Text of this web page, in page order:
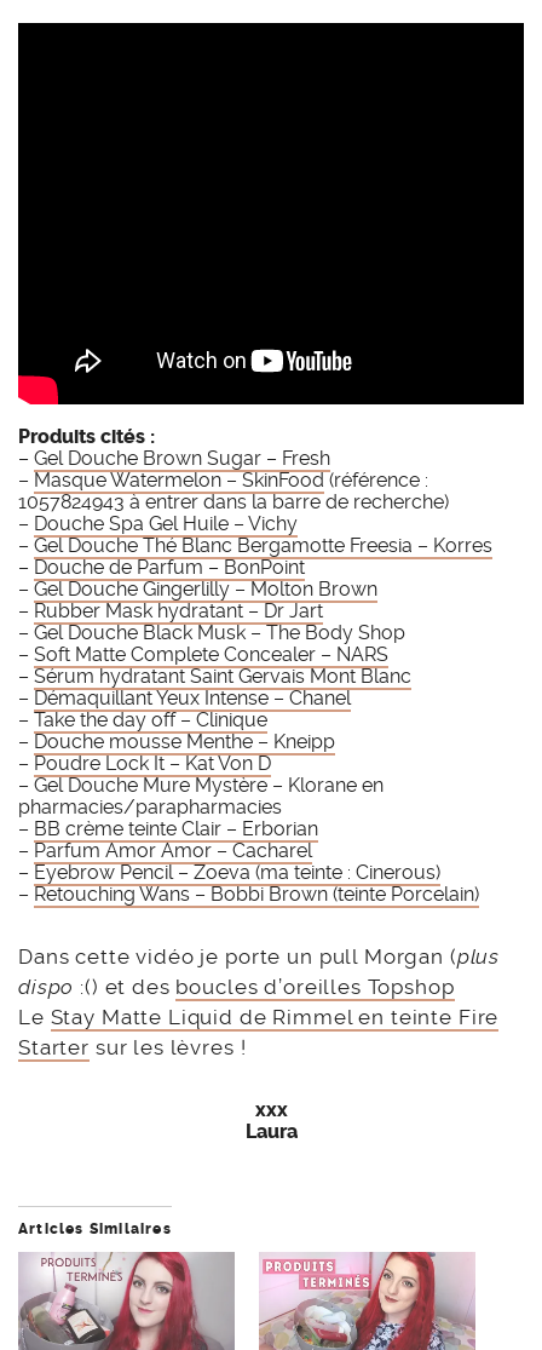
Produits cités :
– Gel Douche Brown Sugar – Fresh
– Masque Watermelon – SkinFood(référence :
1057824943 à entrer dans la barre de recherche)
– Douche Spa Gel Huile – Vichy
– Gel Douche Thé Blanc Bergamotte Freesia – Korres
– Douche de Parfum – BonPoint
– Gel Douche Gingerlilly – Molton Brown
– Rubber Mask hydratant – Dr Jart
– Gel Douche Black Musk – The Body Shop
– Soft Matte Complete Concealer – NARS
– Sérum hydratant Saint Gervais Mont Blanc
– Démaquillant Yeux Intense – Chanel
– Take the day off – Clinique
– Douche mousse Menthe – Kneipp
– Poudre Lock It – Kat Von D
– Gel Douche Mure Mystère – Klorane en
pharmacies/parapharmacies
– BB crème teinte Clair – Erborian
– Parfum Amor Amor – Cacharel
– Eyebrow Pencil – Zoeva (ma teinte : Cinerous)
– Retouching Wans – Bobbi Brown (teinte Porcelain)
Dans cette vidéo je porte un pull Morgan (plus
dispo :() et des boucles d’oreilles Topshop
Le Stay Matte Liquid de Rimmel en teinte Fire
Starter sur les lèvres !
xxx
Laura
Articles Similaires